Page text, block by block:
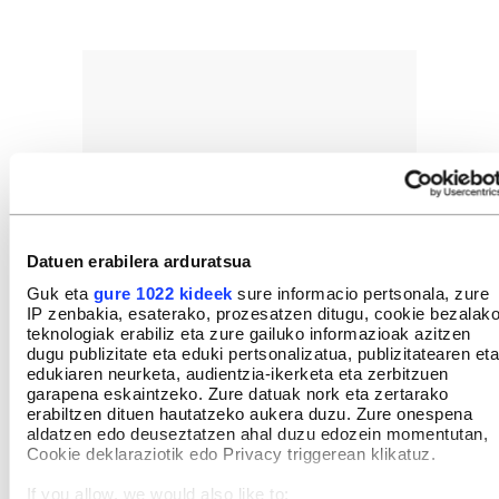
Datuen erabilera arduratsua
Guk eta gure 1022 kideek sure informacio pertsonala, zure
IP zenbakia, esaterako, prozesatzen ditugu, cookie bezalako
teknologiak erabiliz eta zure gailuko informazioak azitzen
dugu publizitate eta eduki pertsonalizatua, publizitatearen eta
edukiaren neurketa, audientzia-ikerketa eta zerbitzuen
garapena eskaintzeko. Zure datuak nork eta zertarako
erabiltzen dituen hautatzeko aukera duzu. Zure onespena
aldatzen edo deuseztatzen ahal duzu edozein momentutan,
Cookie deklaraziotik edo Privacy triggerean klikatuz.
If you allow, we would also like to: